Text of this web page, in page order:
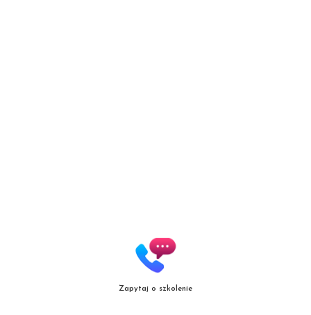
Zapytaj o szkolenie